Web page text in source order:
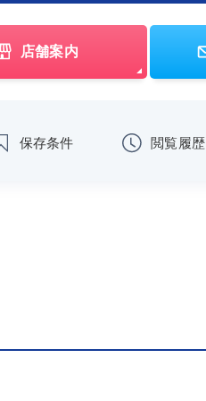
店舗案内
保存条件 閲覧履歴